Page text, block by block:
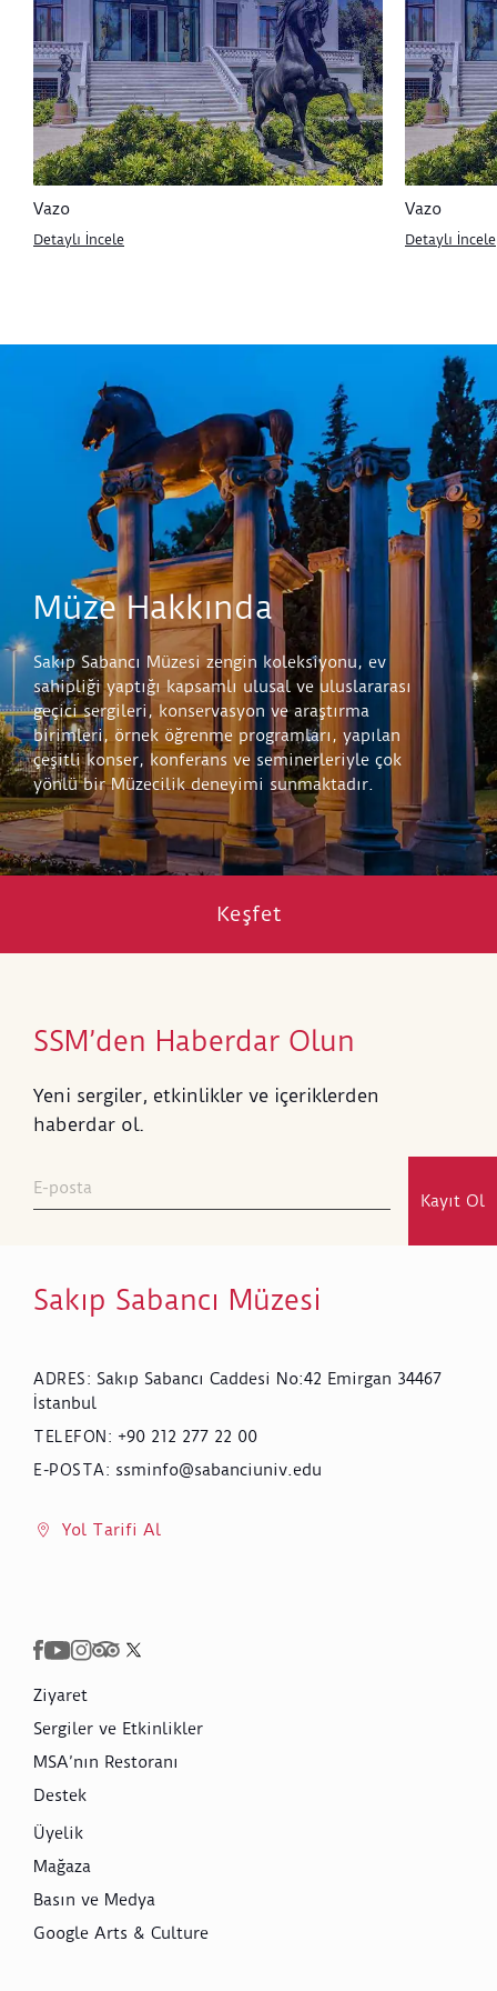
Orijinal tabloda Meissonier, Napolyon ile
generallerinin savaşa gitmekte olan Fransız ordusunu
selamladığı anı tasvir etmiştir. Desprez, tablonun
porselene uyarlanmasında çeşitli değişiklikler yapmış,
vazonun gövdesini çepeçevre kullanmıştır. Sütunda
ise “H. Desprez” imzasını taşıyan ikinci bir resimde,
kahverengi bir atın üzerinde üniformalı bir figür
görülmektedir.
Vazo
Detaylı İncele
Vazo
Detaylı İncele
Müze Hakkında
Sakıp Sabancı Müzesi zengin koleksiyonu, ev
sahipliği yaptığı kapsamlı ulusal ve uluslararası
geçici sergileri, konservasyon ve araştırma
birimleri, örnek öğrenme programları, yapılan
çeşitli konser, konferans ve seminerleriyle çok
yönlü bir Müzecilik deneyimi sunmaktadır.
Keşfet
SSM’den Haberdar Olun
Yeni sergiler, etkinlikler ve içeriklerden
haberdar ol.
Kayıt Ol
Sakıp Sabancı Müzesi
ADRES: Sakıp Sabancı Caddesi No:42 Emirgan 34467
İstanbul
TELEFON : +90 212 277 22 00
E-POSTA: ssminfo@sabanciuniv.edu
Yol Tarifi Al
Ziyaret
Sergiler ve Etkinlikler
MSA’nın Restoranı
Destek
Üyelik
Mağaza
Basın ve Medya
Google Arts & Culture